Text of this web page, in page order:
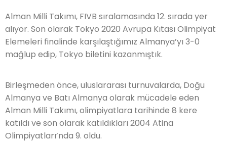
Alman Milli Takımı, FIVB sıralamasında 12. sırada yer
alıyor. Son olarak Tokyo 2020 Avrupa Kıtası Olimpiyat
Elemeleri finalinde karşılaştığımız Almanya’yı 3-0
mağlup edip, Tokyo biletini kazanmıştık.
Birleşmeden önce, uluslararası turnuvalarda, Doğu
Almanya ve Batı Almanya olarak mücadele eden
Alman Milli Takımı, olimpiyatlara tarihinde 8 kere
katıldı ve son olarak katıldıkları 2004 Atina
Olimpiyatları’nda 9. oldu.